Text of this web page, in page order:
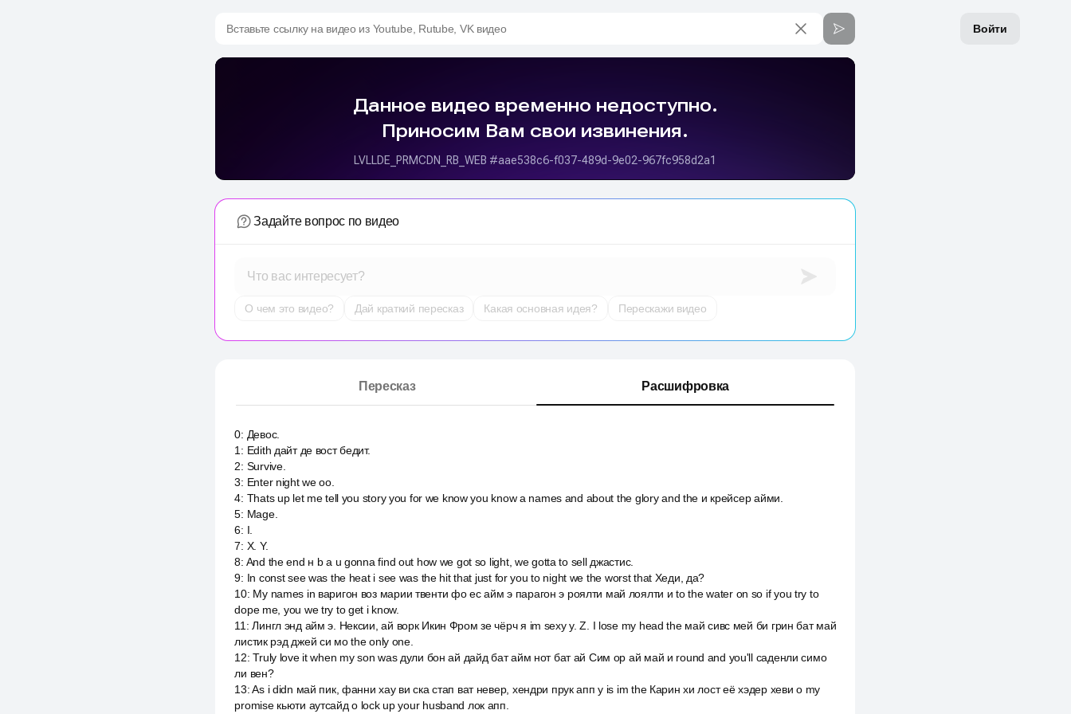
Войти
Вставьте ссылку на видео из Youtube, Rutube, VK видео
Задайте вопрос по видео
Что вас интересует?
О чем это видео? Дай краткий пересказ Какая основная идея? Перескажи видео
Пересказ Расшифровка
0: Девос.
1 : Edith дайт де вост бедит.
2: Survive.
3: Enter night we оо.
4: Thats up let me tell you story you for we know you know a names and about the glory and the и крейсер айми.
5: Mage.
6: I.
7: X. Y.
8: And the end н b a u gonna find out how we got so light, we gotta to sell джастис.
9: In const see was the heat i see was the hit that just for you to night we the worst that Хеди, да?
10: My names in варигон воз марии твенти фо ес айм э парагон э роялти май лоялти и to the water on so if you try to
dope me, you we try to get i know.
11 :Лингл энд айм э. Нексии, ай ворк Икин Фром зе чёрч я im sexy y. Z. I lose my head the май сивс мей би грин бат май
листик рэд джей си мо the only one.
12:Truly love it when my son was дули бон ай дайд бат айм нот бат ай Сим ор ай май и round and you'll саденли симо
ли вен?
13:As i didn май пик, фанни хау ви ска стап ват невер, хендри прук апп y is im the Карин хи лост её хэдер хеви о my
promise кьюти аутсайд о lock up your husband лок апп.